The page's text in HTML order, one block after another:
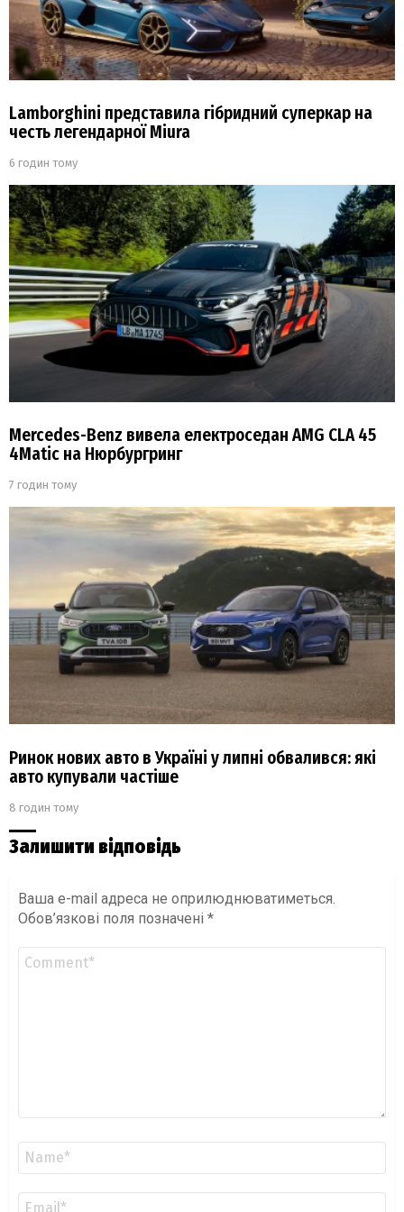
Lamborghini представила гібридний суперкар на
честь легендарної Miura
6 годин тому
Mercedes-Benz вивела електроседан AMG CLA 45
4Matic на Нюрбургринг
7 годин тому
Ринок нових авто в Україні у липні обвалився: які
авто купували частіше
8 годин тому
Залишити відповідь
Ваша e-mail адреса не оприлюднюватиметься.
Обов’язкові поля позначені *